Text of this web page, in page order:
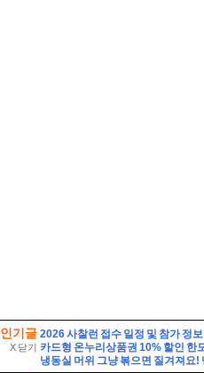
인기글
X 닫기
2026 사찰런 접수 일정 및 참가 정보